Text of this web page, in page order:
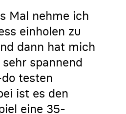
Mal nehme ich
einholen zu
dann hat mich
spannend
testen
ist es den
eine 35-